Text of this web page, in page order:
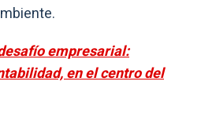
empresarial:
en el centro del